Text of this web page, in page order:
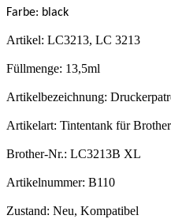
Farbe: black
Artikel: LC3213, LC 3213
Füllmenge: 13,5ml
Artikelbezeichnung:
Artikelart: Tintentank für Brother
Brother-Nr.: LC3213B XL
Artikelnummer: B110
Zustand: Neu, Kompatibel